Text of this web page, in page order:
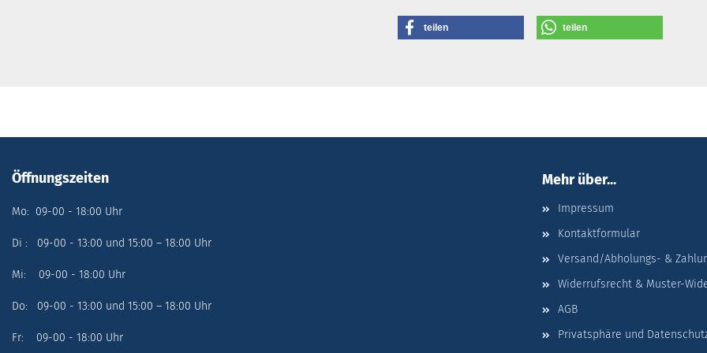
teilen teilen
Öffnungszeiten
Mo: 09-00 - 18:00 Uhr
Di : 09-00 - 13:00 und 15:00 – 18:00 Uhr
Mi: 09-00 - 18:00 Uhr
Do: 09-00 - 13:00 und 15:00 – 18:00 Uhr
Fr: 09-00 - 18:00 Uhr
Mehr über...
Impressum
Kontaktformular
Versand/Abholungs- &
Widerrufsrecht & Muster-
AGB
Privatsphäre und